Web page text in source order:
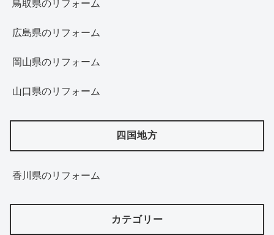
鳥取県のリフォーム
広島県のリフォーム
岡山県のリフォーム
山口県のリフォーム
四国地方
香川県のリフォーム
カテゴリー